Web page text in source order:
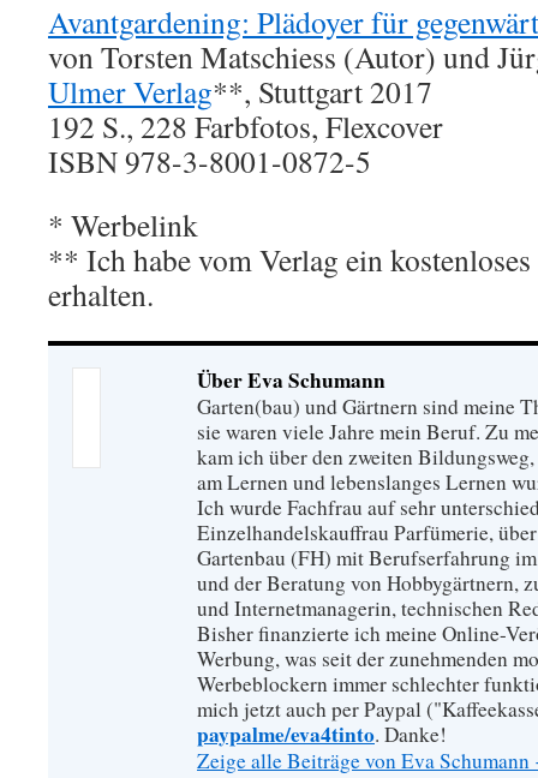
Avantgardening: Plädoyer für
von Torsten Matschiess (Autor) und
Ulmer Verlag**, Stuttgart 2017
192 S., 228 Farbfotos, Flexcover
ISBN 978-3-8001-0872-5
* Werbelink
** Ich habe vom Verlag ein
erhalten.
Über Eva Schumann
Garten(bau) und Gärtnern sind meine
sie waren viele Jahre mein Beruf. Zu
kam ich über den zweiten
am Lernen und lebenslanges Lernen
Ich wurde Fachfrau auf sehr
Einzelhandelskauffrau Parfümerie,
Gartenbau (FH) mit Berufserfahrung
und der Beratung von Hobbygärtnern,
und Internetmanagerin, technischen
Bisher finanzierte ich meine Online-
Werbung, was seit der zunehmenden
Werbeblockern immer schlechter
mich jetzt auch per Paypal
paypalme/eva4tinto. Danke!
Zeige alle Beiträge von Eva Schumann